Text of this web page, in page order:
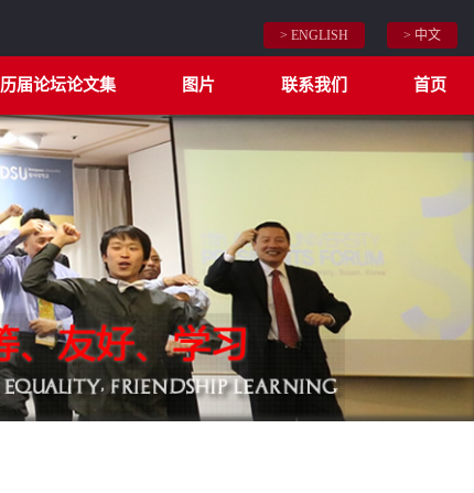
> ENGLISH > 中文
历届论坛论文集 图片 联系我们 首页